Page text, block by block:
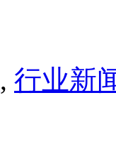
, 行业新